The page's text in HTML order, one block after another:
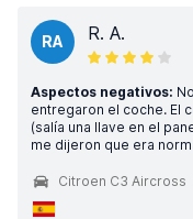
RA R. A.
Aspectos negativos:
entregaron el coche. El
(salía una llave en el
me dijeron que era
Citroen C3 Aircross